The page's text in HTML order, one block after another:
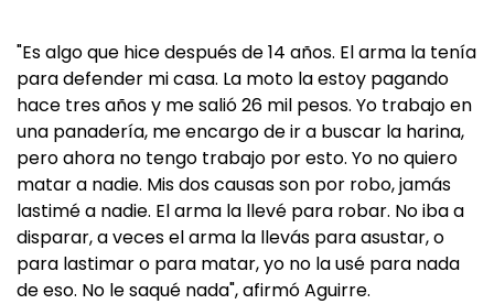
"Es algo que hice después de 14 años. El arma la tenía
para defender mi casa. La moto la estoy pagando
hace tres años y me salió 26 mil pesos. Yo trabajo en
una panadería, me encargo de ir a buscar la harina,
pero ahora no tengo trabajo por esto. Yo no quiero
matar a nadie. Mis dos causas son por robo, jamás
lastimé a nadie. El arma la llevé para robar. No iba a
disparar, a veces el arma la llevás para asustar, o
para lastimar o para matar, yo no la usé para nada
de eso. No le saqué nada", afirmó Aguirre.